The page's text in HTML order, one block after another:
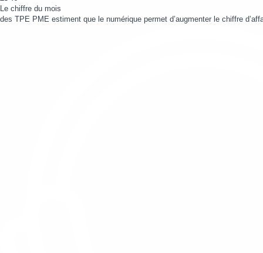
Le chiffre du mois
des TPE PME estiment que le numérique permet d’augmenter le chiffre